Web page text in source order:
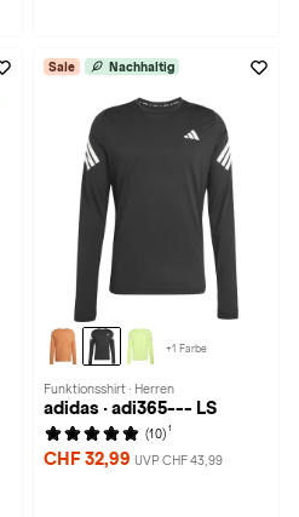
Sale Nachhaltig
+1 Farbe
Funktionsshirt · Herren
adidas · adi365--- LS
(10) 1
CHF 32,99 UVP CHF 43,99